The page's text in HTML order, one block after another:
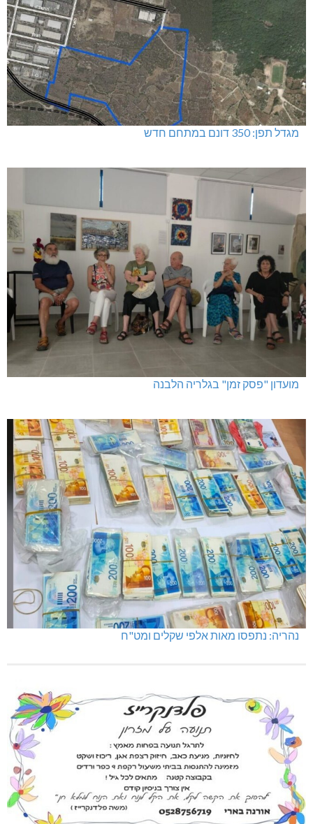
מגדל תפן: 350 דונם במתחם חדש
מועדון "פסק זמן" בגלריה הלבנה
נהריה: נתפסו מאות אלפי שקלים ומט"ח